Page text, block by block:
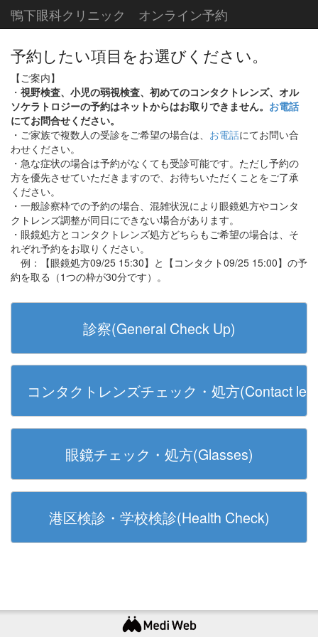
鴨下眼科クリニック オンライン予約
予約したい項目をお選びください。
【ご案内】
・ 視野検査、小児の弱視検査、初めてのコンタクトレンズ、オル
ソケラトロジーの予約はネットからはお取りできません。 お電話
にてお問合せください。
・ご家族で複数人の受診をご希望の場合は、 お電話にてお問い合
わせください。
・急な症状の場合は予約がなくても受診可能です。ただし予約の
方を優先させていただきますので、お待ちいただくことをご了承
ください。
・一般診察枠での予約の場合、混雑状況により眼鏡処方やコンタ
クトレンズ調整が同日にできない場合があります。
・眼鏡処方とコンタクトレンズ処方どちらもご希望の場合は、そ
れぞれ予約をお取りください。
例：【眼鏡処方09/25 15:30】と【コンタクト09/25 15:00】の予
約を取る（1つの枠が30分です）。
診察(General Check Up)
コンタクトレンズチェック・処方(Contact
眼鏡チェック・処方(Glasses)
港区検診・学校検診(Health Check)